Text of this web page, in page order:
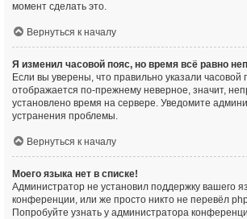
момент сделать это.
Вернуться к началу
Я изменил часовой пояс, но время всё равно
Если вы уверены, что правильно указали часовой
отображается по-прежнему неверное, значит,
установлено время на сервере. Уведомите
устранения проблемы.
Вернуться к началу
Моего языка нет в списке!
Администратор не установил поддержку вашего
конференции, или же просто никто не перевёл
Попробуйте узнать у администратора